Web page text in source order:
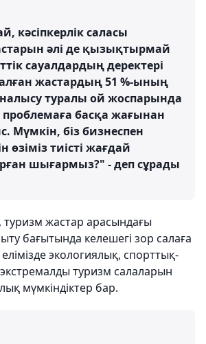
кәсіпкерлік саласы
әлі де қызықтырмай
сауалдардың деректері
жастардың 51 %-ының
туралы ой жоспарында
басқа жағынан
Мүмкін, біз бизнеспен
өзіміз тиісті жағдай
шығармыз?" - деп сұрады
жастар арасындағы
бағытында келешегі зор салаға
экологиялық, спорттық-
туризм салаларын
мүмкіндіктер бар.